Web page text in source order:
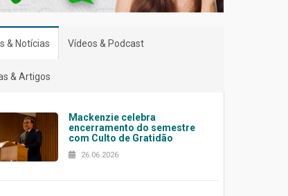
& Notícias Vídeos & Podcast
& Artigos
Mackenzie celebra
encerramento do semestre
com Culto de Gratidão
26.06.2026